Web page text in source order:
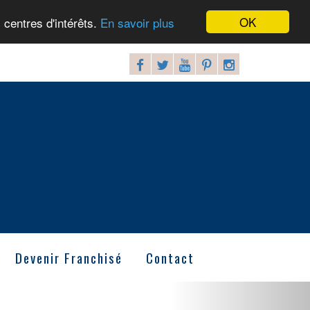
OK
d'intérêts. En savoir plus
Devenir Franchisé Contact